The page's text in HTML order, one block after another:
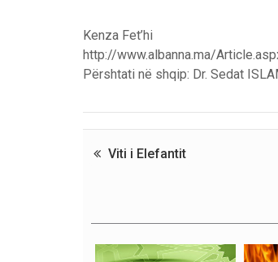
Kenza Fet’hi
http://www.albanna.ma/
Përshtati në shqip: Dr. Sedat
Viti i Elefantit